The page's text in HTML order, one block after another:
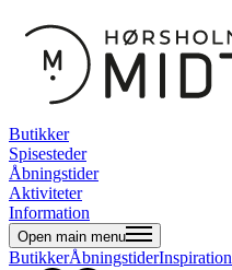
Butikker
Spisesteder
Åbningstider
Aktiviteter
Information
Open main menu
ButikkerÅbningstiderInspiration